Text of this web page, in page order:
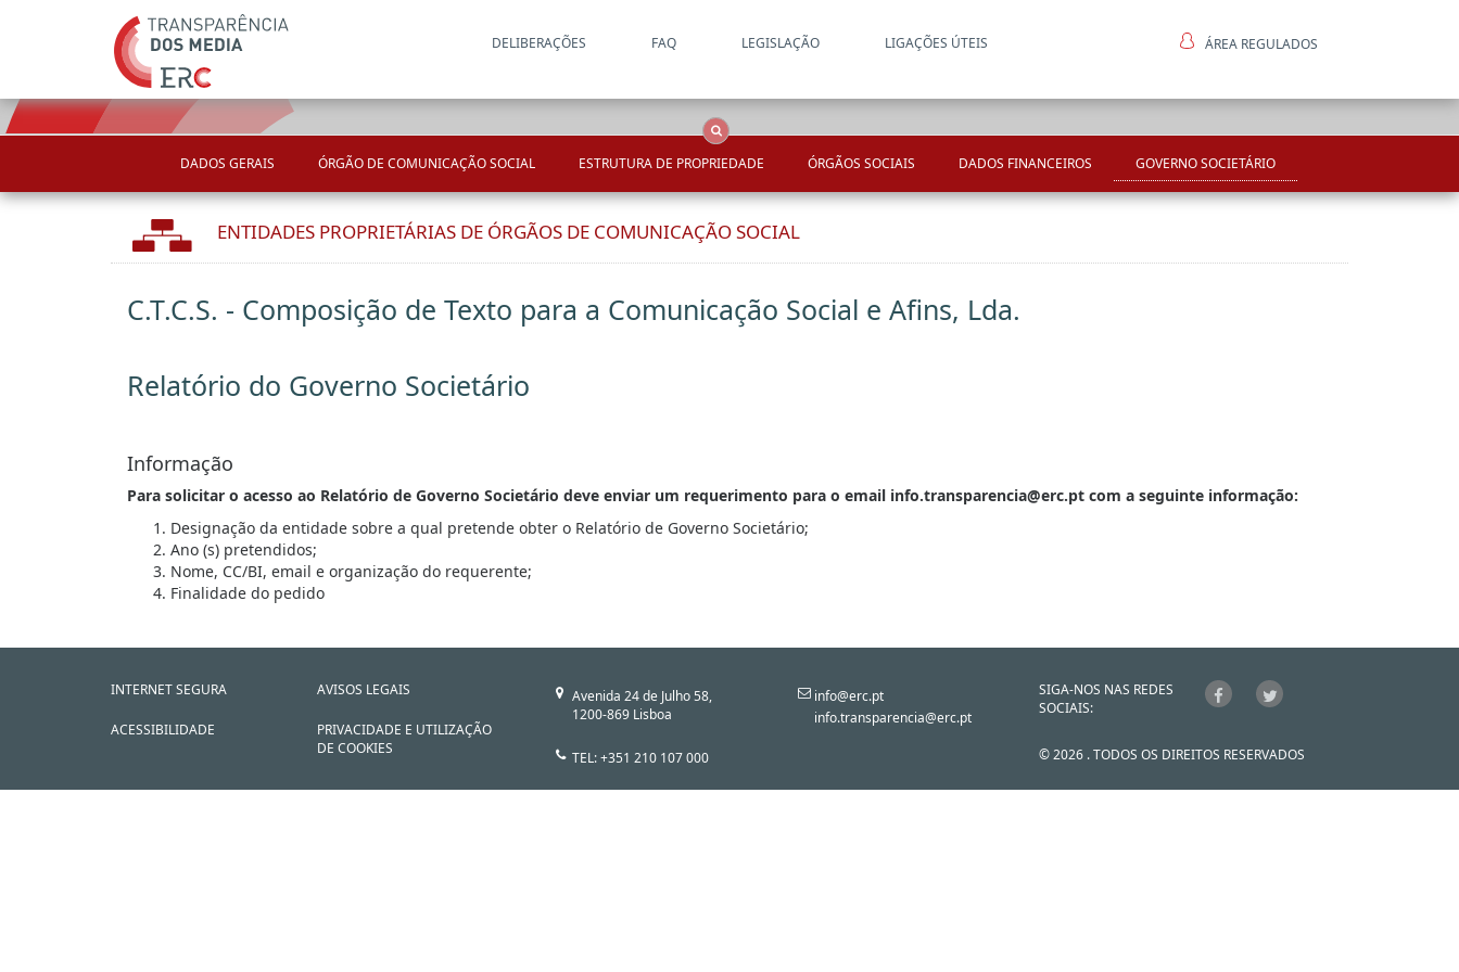
DELIBERAÇÕES FAQ LEGISLAÇÃO LIGAÇÕES ÚTEIS ÁREA REGULADOS
DADOS GERAIS ÓRGÃO DE COMUNICAÇÃO SOCIAL ESTRUTURA DE PROPRIEDADE ÓRGÃOS SOCIAIS DADOS FINANCEIROS GOVERNO SOCIETÁRIO
ENTIDADES PROPRIETÁRIAS DE ÓRGÃOS DE COMUNICAÇÃO SOCIAL
C.T.C.S. - Composição de Texto para a Comunicação Social e Afins, Lda.
Relatório do Governo Societário
Informação
Para solicitar o acesso ao Relatório de Governo Societário deve enviar um requerimento para o email info.transparencia@erc.pt com a seguinte informação:
Designação da entidade sobre a qual pretende obter o Relatório de Governo Societário;
Ano (s) pretendidos;
Nome, CC/BI, email e organização do requerente;
Finalidade do pedido
INTERNET SEGURA
ACESSIBILIDADE
AVISOS LEGAIS
PRIVACIDADE E UTILIZAÇÃO
DE COOKIES
Avenida 24 de Julho 58,
1200-869 Lisboa
TEL: +351 210 107 000
info@erc.pt
info.transparencia@erc.pt
SIGA-NOS NAS REDES
SOCIAIS:
© 2026 . TODOS OS DIREITOS RESERVADOS